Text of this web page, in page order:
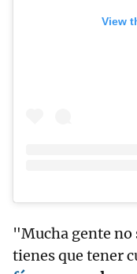
View
"Mucha gente no
tienes que tener